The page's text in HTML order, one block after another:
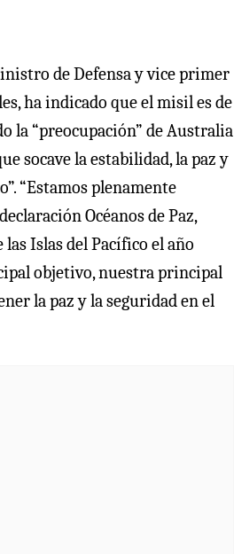
de Defensa y vice primer
ha indicado que el misil es de
la “preocupación” de Australia
socave la estabilidad, la paz y
“Estamos plenamente
Océanos de Paz,
Islas del Pacífico el año
objetivo, nuestra principal
la paz y la seguridad en el